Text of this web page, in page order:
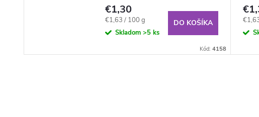
€1,30
Jednotková
cena:
€1,63 / 100 g
Skladom >5 ks
DO KOŠÍKA
Kód: 4158
cena: